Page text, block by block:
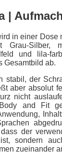
|
in einer Dose
Grau-Silber,
und lila-
Gesamtbild ab.
stabil, der
aber absolut
nicht
and Fit
der
sondern
zueinander